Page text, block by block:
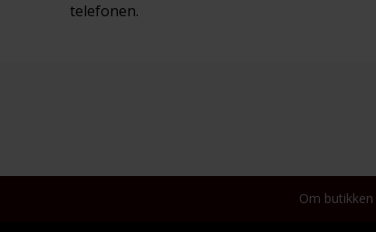
telefonen.
Om butikken